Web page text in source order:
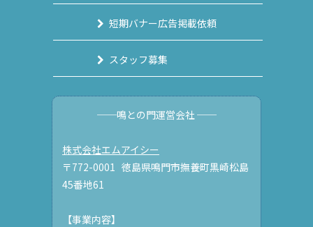
短期バナー広告掲載依頼
スタッフ募集
──鳴との門運営会社 ──
株式会社エムアイシー
〒772-0001 徳島県鳴門市撫養町黒崎松島
45番地61
【事業内容】